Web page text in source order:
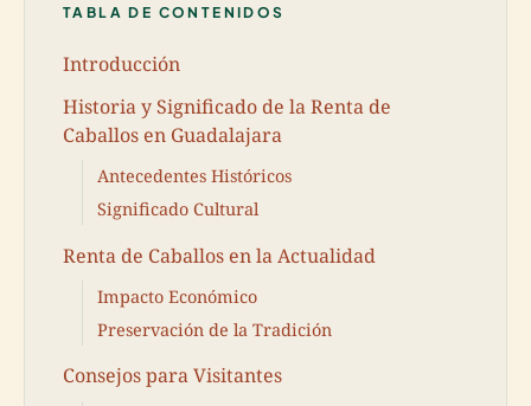
TABLA DE CONTENIDOS
Introducción
Historia y Significado de la Renta de
Caballos en Guadalajara
Antecedentes Históricos
Significado Cultural
Renta de Caballos en la Actualidad
Impacto Económico
Preservación de la Tradición
Consejos para Visitantes